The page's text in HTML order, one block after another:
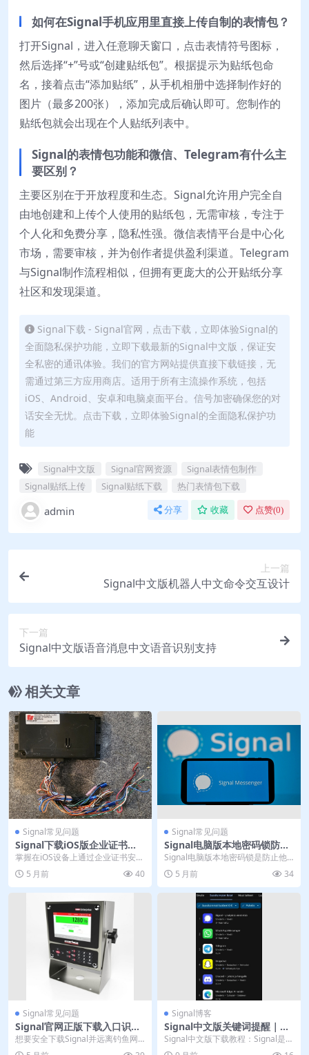
如何在Signal手机应用里直接上传自制的表情包？
打开Signal，进入任意聊天窗口，点击表情符号图标，
然后选择“+”号或“创建贴纸包”。根据提示为贴纸包命
名，接着点击“添加贴纸”，从手机相册中选择制作好的
图片（最多200张），添加完成后确认即可。您制作的
贴纸包就会出现在个人贴纸列表中。
Signal的表情包功能和微信、Telegram有什么主
要区别？
主要区别在于开放程度和生态。Signal允许用户完全自
由地创建和上传个人使用的贴纸包，无需审核，专注于
个人化和免费分享，隐私性强。微信表情平台是中心化
市场，需要审核，并为创作者提供盈利渠道。Telegram
与Signal制作流程相似，但拥有更庞大的公开贴纸分享
社区和发现渠道。
Signal下载 - Signal官网，点击下载，立即体验Signal的
全面隐私保护功能，立即下载最新的Signal中文版，保证安
全私密的通讯体验。我们的官方网站提供直接下载链接，无
需通过第三方应用商店。适用于所有主流操作系统，包括
iOS、Android、安卓和电脑桌面平台。信号加密确保您的对
话安全无忧。点击下载，立即体验Signal的全面隐私保护功
能
Signal中文版 Signal官网资源
Signal表情包制作
Signal贴纸上传
Signal贴纸下载 热门表情包下载
admin 分享 收藏 点赞(0)
上一篇
Signal中文版机器人中文命令交互设计
下一篇
Signal中文版语音消息中文语音识别支持
相关文章
Signal常见问题
Signal下载iOS版企业证书安
装信任设置教程
掌握在iOS设备上通过企业证书安装
Signal应用的完整指南。详细步骤
涵盖从使用...
5 月前 40
Signal常见问题
Signal电脑版本地密码锁防止
他人偷看聊天
Signal电脑版本地密码锁是防止他
人物理接触设备时偷看聊天记录的
关键防护。本文...
5 月前 34
Signal常见问题
Signal官网正版下载入口识别
防范钓鱼网站指南
想要安全下载Signal并远离钓鱼网
站？这份指南为您揭示官方正版下
Signal博客
Signal中文版关键词提醒｜官
网新功能教学
Signal中文版下载教程：Signal是一
款安全简洁的通讯应用，官网支持